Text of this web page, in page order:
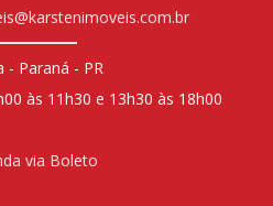
- Paraná - PR
às 11h30 e 13h30 às 18h00
via Boleto